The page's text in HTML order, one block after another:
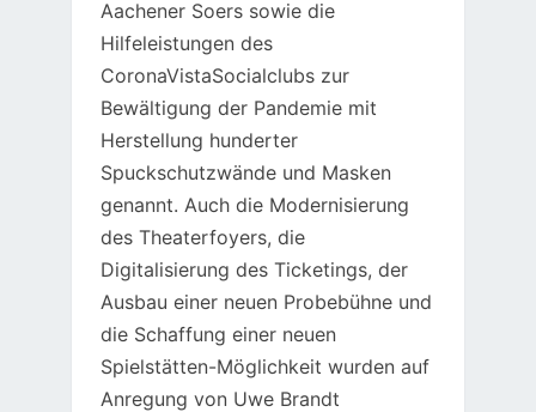
Aachener Soers sowie die
Hilfeleistungen des
CoronaVistaSocialclubs zur
Bewältigung der Pandemie mit
Herstellung hunderter
Spuckschutzwände und Masken
genannt. Auch die Modernisierung
des Theaterfoyers, die
Digitalisierung des Ticketings, der
Ausbau einer neuen Probebühne und
die Schaffung einer neuen
Spielstätten-Möglichkeit wurden auf
Anregung von Uwe Brandt